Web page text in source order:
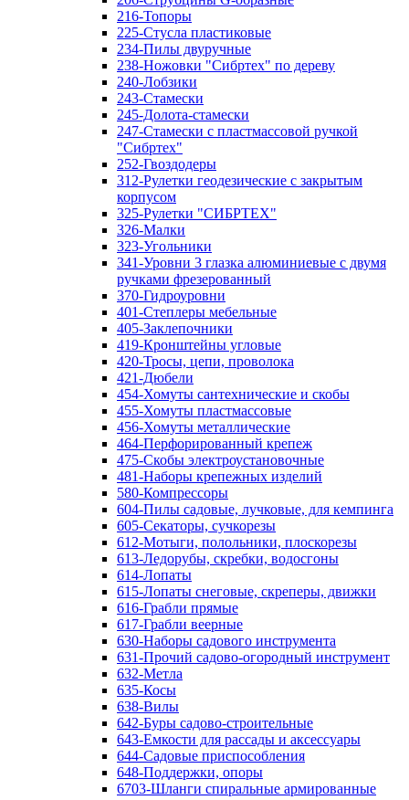
216-Топоры
225-Стусла пластиковые
234-Пилы двуручные
238-Ножовки "Сибртех" по дереву
240-Лобзики
243-Стамески
245-Долота-стамески
247-Стамески с пластмассовой ручкой
"Сибртех"
252-Гвоздодеры
312-Рулетки геодезические с закрытым
корпусом
325-Рулетки "СИБРТЕХ"
326-Малки
323-Угольники
341-Уровни 3 глазка алюминиевые с двумя
ручками фрезерованный
370-Гидроуровни
401-Степлеры мебельные
405-Заклепочники
419-Кронштейны угловые
420-Тросы, цепи, проволока
421-Дюбели
454-Хомуты сантехнические и скобы
455-Хомуты пластмассовые
456-Хомуты металлические
464-Перфорированный крепеж
475-Скобы электроустановочные
481-Наборы крепежных изделий
580-Компрессоры
604-Пилы садовые, лучковые, для кемпинга
605-Секаторы, сучкорезы
612-Мотыги, полольники, плоскорезы
613-Ледорубы, скребки, водосгоны
614-Лопаты
615-Лопаты снеговые, скреперы, движки
616-Грабли прямые
617-Грабли веерные
630-Наборы садового инструмента
631-Прочий садово-огородный инструмент
632-Метла
635-Косы
638-Вилы
642-Буры садово-строительные
643-Емкости для рассады и аксессуары
644-Садовые приспособления
648-Поддержки, опоры
6703-Шланги спиральные армированные